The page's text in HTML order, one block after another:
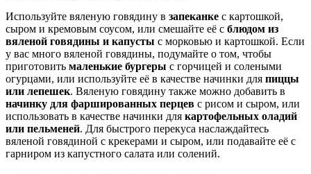
Используйте вяленую говядину в запеканке с картошкой,
сыром и кремовым соусом, или смешайте её с блюдом из
вяленой говядины и капусты с морковью и картошкой. Если
у вас много вяленой говядины, подумайте о том, чтобы
приготовить маленькие бургеры с горчицей и солеными
огурцами, или используйте её в качестве начинки для пиццы
или лепешек. Вяленую говядину также можно добавить в
начинку для фаршированных перцев с рисом и сыром, или
использовать в качестве начинки для картофельных оладий
или пельменей. Для быстрого перекуса наслаждайтесь
вяленой говядиной с крекерами и сыром, или подавайте её с
гарниром из капустного салата или солений.